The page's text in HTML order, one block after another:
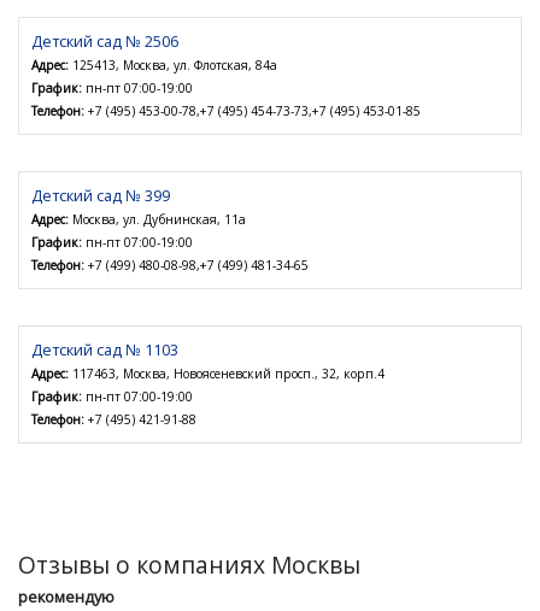
Детский сад № 2506
Адрес: 125413, Москва, ул. Флотская, 84а
График: пн-пт 07:00-19:00
Телефон: +7 (495) 453-00-78,+7 (495) 454-73-73,+7 (495) 453-01-85
Детский сад № 399
Адрес: Москва, ул. Дубнинская, 11а
График: пн-пт 07:00-19:00
Телефон: +7 (499) 480-08-98,+7 (499) 481-34-65
Детский сад № 1103
Адрес: 117463, Москва, Новоясеневский просп., 32, корп.4
График: пн-пт 07:00-19:00
Телефон: +7 (495) 421-91-88
Отзывы о компаниях Москвы
рекомендую